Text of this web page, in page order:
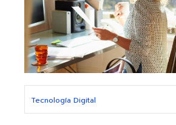
Tecnología Digital